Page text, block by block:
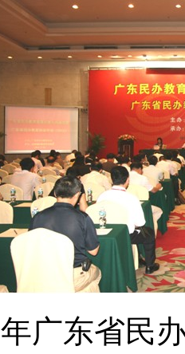
年广东省民